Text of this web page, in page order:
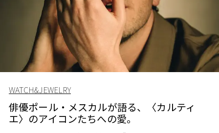
WATCH&JEWELRY
俳優ポール・メスカルが語る、〈カルティ
エ〉のアイコンたちへの愛。